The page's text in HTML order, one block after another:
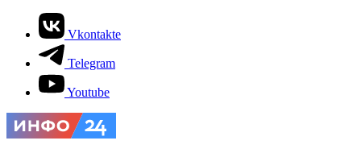
Vkontakte
Telegram
Youtube